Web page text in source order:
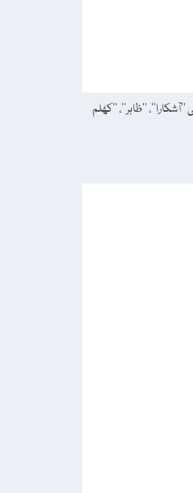
’’ظاہر‘‘، ’’کھلم